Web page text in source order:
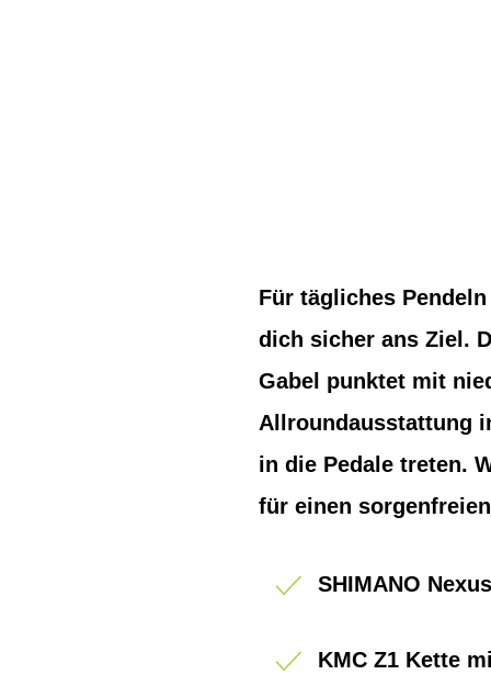
Für tägliches
dich sicher ans Ziel.
Gabel punktet mit
Allroundausstattung
in die Pedale treten.
für einen
SHIMANO
KMC Z1 Kette